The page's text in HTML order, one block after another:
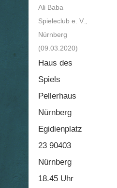
Ali Baba
Spieleclub e. V.,
Nürnberg
(09.03.2020)
Haus des
Spiels
Pellerhaus
Nürnberg
Egidienplatz
23 90403
Nürnberg
18.45 Uhr